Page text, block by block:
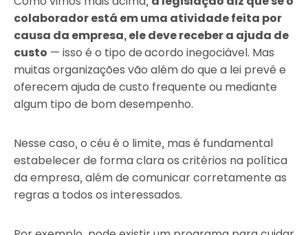
colaborador está em uma atividade feita por
causa da empresa, ele deve receber a ajuda de
custo — isso é o tipo deacordo inegociável. Mas
muitas organizações vão além do que a lei prevê e
oferecem ajuda de custo frequente ou mediante
algum tipo de bom desempenho.
Nesse caso, o céu é o limite, mas é fundamental
estabelecer de forma clara os critérios na política
da empresa, além de comunicar corretamente as
regras a todos os interessados.